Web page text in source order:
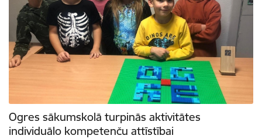
Ogres sākumskolā turpinās aktivitātes
individuālo kompetenču attīstībai